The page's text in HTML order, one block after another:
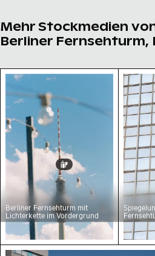
Mehr Stockmedien
Berliner Fernsehturm,
Berliner Fernsehturm mit
Berliner Fernsehturm mit
Lichterkette im Vordergrund
Berliner Fernsehturm